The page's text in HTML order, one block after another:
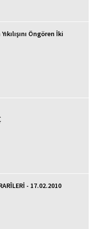
Öngören İki
- 17.02.2010